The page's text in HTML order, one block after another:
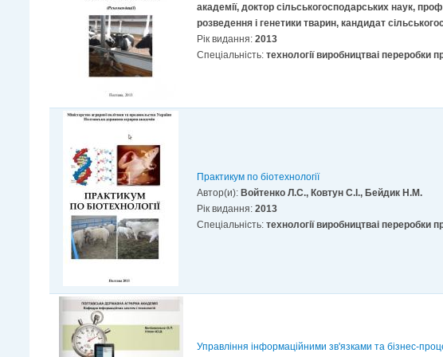
академії, доктор сільськогосподарських наук,
розведення і генетики тварин, кандидат
Рік видання:2013
Спеціальність:технології виробництваі переробки
Практикум по біотехнології
Автор(и): Войтенко Л.С., Ковтун С.І., Бейдик Н.М.
Рік видання:2013
Спеціальність:технології виробництваі переробки
Управління інформаційними зв'язками та бізнес-